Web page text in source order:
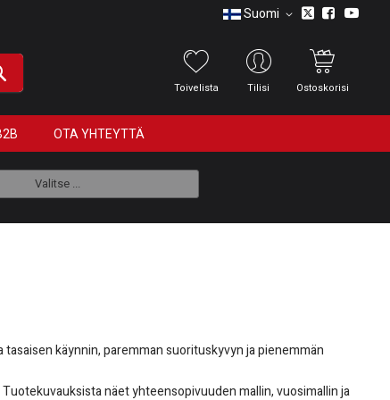
Suomi
Toivelista Tilisi Ostoskorisi
OTA YHTEYTTÄ
Valitse ...
käynnin, paremman suorituskyvyn ja pienemmän
näet yhteensopivuuden mallin, vuosimallin ja